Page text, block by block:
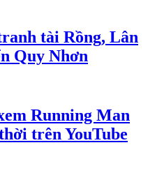
tài Rồng, Lân
Quy Nhơn
Running Man
trên YouTube